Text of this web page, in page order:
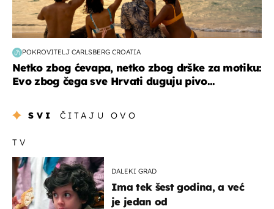
POKROVITELJ CARLSBERG CROATIA
Netko zbog ćevapa, netko zbog drške za motiku:
Evo zbog čega sve Hrvati duguju pivo...
SVI ČITAJU OVO
TV
DALEKI GRAD
Ima tek šest godina, a već
je jedan od